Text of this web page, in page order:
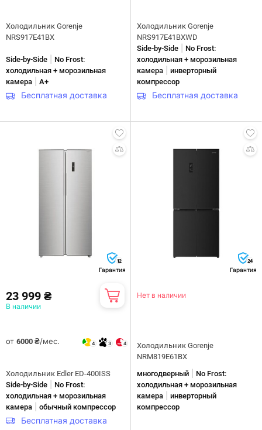
Холодильник Gorenje
NRS917E41BX
Side-by-Side
No Frost:
холодильная + морозильная
камера
A+
Бесплатная доставка
Холодильник Gorenje
NRS917E41BXWD
Side-by-Side
No Frost:
холодильная + морозильная
камера
инверторный
компрессор
Бесплатная доставка
12
Гарантия
23 999 ₴
В наличии
от 6000 ₴/мес. 4 3 4
Холодильник Edler ED-400ISS
Side-by-Side
No Frost:
холодильная + морозильная
камера
обычный компрессор
Бесплатная доставка
24
Гарантия
Нет в наличии
Холодильник Gorenje
NRM819E61BX
многодверный
No Frost:
холодильная + морозильная
камера
инверторный
компрессор